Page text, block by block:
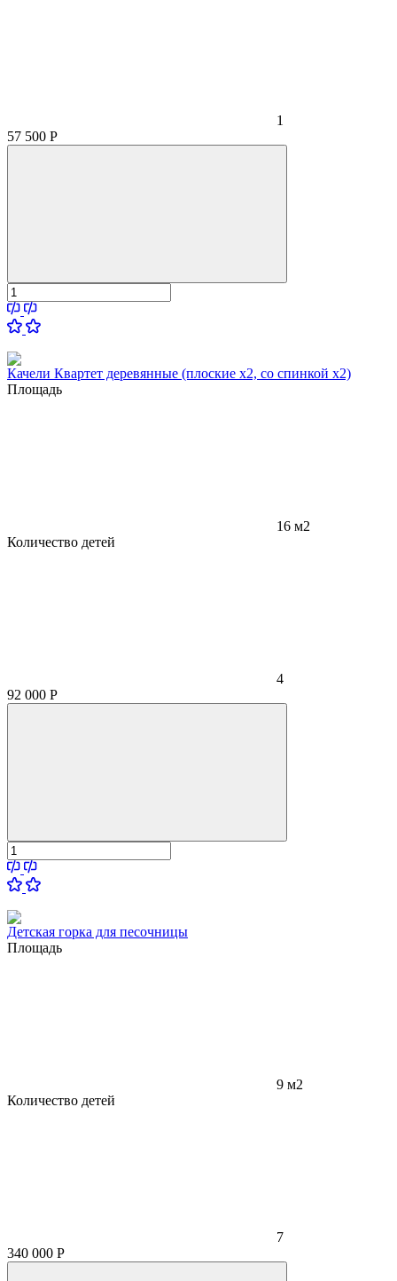
1
57 500 Р
Качели Квартет деревянные (плоские x2, со спинкой x2)
Площадь
16 м2
Количество детей
4
92 000 Р
Детская горка для песочницы
Площадь
9 м2
Количество детей
7
340 000 Р